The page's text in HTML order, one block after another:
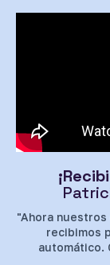
"Ahora
recibimos
automático.